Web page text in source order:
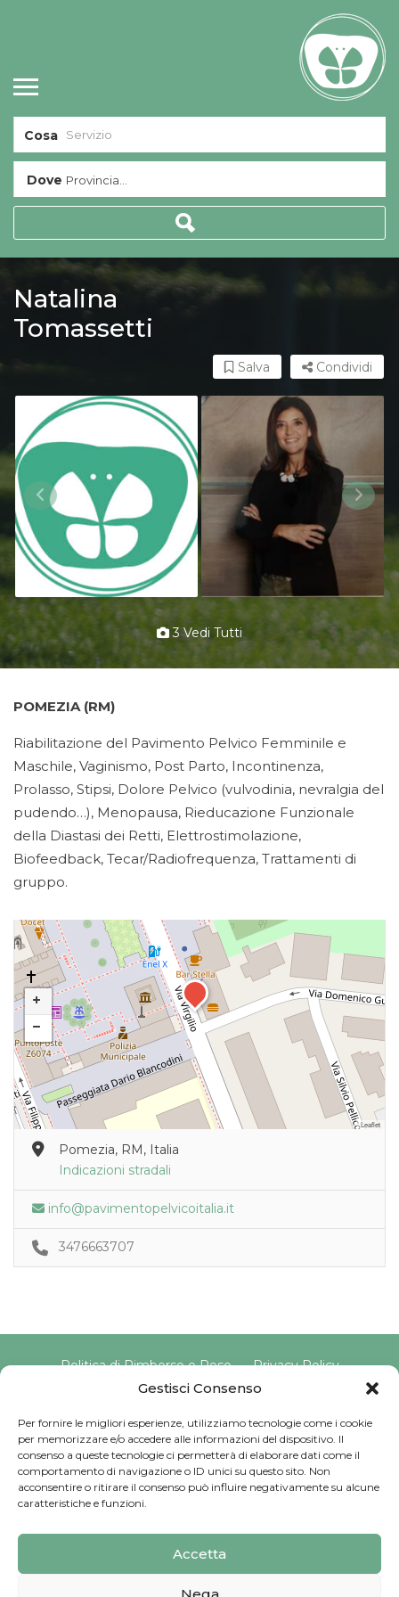
Gestisci Consenso
Per fornire le migliori esperienze, utilizziamo tecnologie come i cookie
per memorizzare e/o accedere alle informazioni del dispositivo. Il
consenso a queste tecnologie ci permetterà di elaborare dati come il
comportamento di navigazione o ID unici su questo sito. Non
acconsentire o ritirare il consenso può influire negativamente su alcune
caratteristiche e funzioni.
Accetta
Nega
Cosa
Dove Provincia...
Natalina
Tomassetti
Condividi
Salva
3 Vedi Tutti
POMEZIA (RM)
Riabilitazione del Pavimento Pelvico Femminile e
Maschile, Vaginismo, Post Parto, Incontinenza,
Prolasso, Stipsi, Dolore Pelvico (vulvodinia, nevralgia del
pudendo…), Menopausa, Rieducazione Funzionale
della Diastasi dei Retti, Elettrostimolazione,
Biofeedback, Tecar/Radiofrequenza, Trattamenti di
gruppo.
Leaflet
Pomezia, RM, Italia
Indicazioni stradali
info@pavimentopelvicoitalia.it
3476663707
Politica di Rimborso e Reso
Privacy Policy
Cookie Policy
Copyright © 2025 Pavimento Pelvico Italia beAPPI srl |
Indirizzo: Via Cassia 1827 Int. A, 00123 Roma (RM) |
P.IVA: 16569171008 | Email PEC:
pavimentopelvicoitalia@pec.it | Codice Univoco: